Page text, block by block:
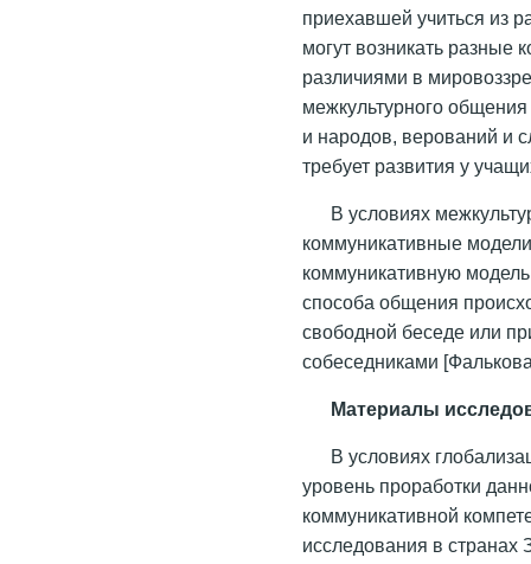
приехавшей учиться из
могут возникать разные
различиями в
межкультурного
и народов, верований и
требует развития у
В условиях
коммуникативные
коммуникативную
способа общения
свободной беседе или
собеседниками
Материалы
В условиях
уровень проработки
коммуникативной
исследования в странах